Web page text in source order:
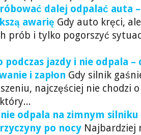
dalej odpalać auta
awarię Gdy auto kręci,
prób i tylko pogorszyć
podczas jazdy i nie odpala
i zapłon Gdy silnik
najczęściej nie chodzi
odpala na zimnym
po nocy Najbardziej